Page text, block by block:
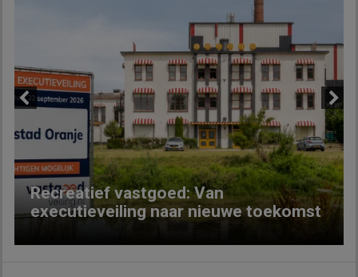
Recreatief vastgoed: Van
executieveiling naar nieuwe toekomst
Next